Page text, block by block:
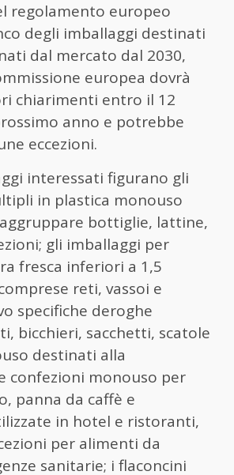
regolamento europeo
degli imballaggi destinati
dal mercato dal 2030,
europea dovrà
chiarimenti entro il 12
anno e potrebbe
eccezioni.
interessati figurano gli
in plastica monouso
bottiglie, lattine,
gli imballaggi per
fresca inferiori a 1,5
reti, vassoi e
specifiche deroghe
bicchieri, sacchetti, scatole
destinati alla
confezioni monouso per
panna da caffè e
in hotel e ristoranti,
per alimenti da
sanitarie; i flaconcini